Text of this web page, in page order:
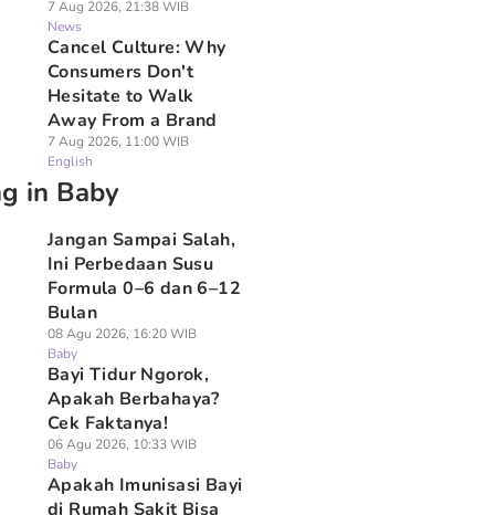
7 Aug 2026, 21:38 WIB
News
Cancel Culture: Why
Consumers Don't
Hesitate to Walk
Away From a Brand
7 Aug 2026, 11:00 WIB
English
in Baby
Jangan Sampai Salah,
Ini Perbedaan Susu
Formula 0–6 dan 6–12
Bulan
08 Agu 2026, 16:20 WIB
Baby
Bayi Tidur Ngorok,
Apakah Berbahaya?
Cek Faktanya!
06 Agu 2026, 10:33 WIB
Baby
Apakah Imunisasi Bayi
di Rumah Sakit Bisa